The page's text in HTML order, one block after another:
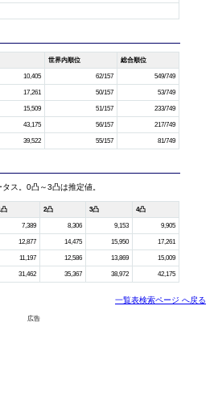
世界内順位 総合順位
10,405 62/157 549/749
17,261 50/157 53/749
15,509 51/157 233/749
43,175 56/157 217/749
39,522 55/157 81/749
ス。0凸～3凸は推定値。
凸 2凸 3凸 4凸
7,389 8,306 9,153 9,905
12,877 14,475 15,950 17,261
11,197 12,586 13,869 15,009
31,462 35,367 38,972 42,175
一覧表検索ページ へ戻る
広告